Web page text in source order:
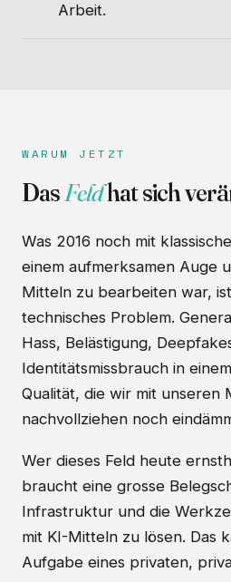
Arbeit.
WARUM JETZT
DasFeldhat sich
Was 2016 noch mit
einem aufmerksamen Auge
Mitteln zu bearbeiten war,
technisches Problem.
Hass, Belästigung,
Identitätsmissbrauch in
Qualität, die wir mit unseren
nachvollziehen noch
Wer dieses Feld heute
braucht eine grosse
Infrastruktur und die
mit KI-Mitteln zu lösen. Das
Aufgabe eines privaten,